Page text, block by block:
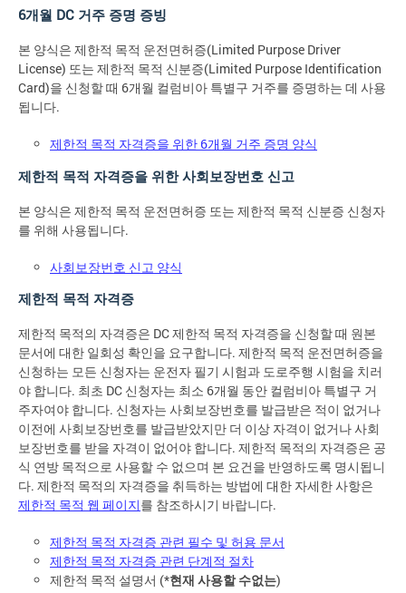
6개월 DC 거주 증명 증빙
본 양식은 제한적 목적 운전면허증(Limited Purpose Driver
License) 또는 제한적 목적 신분증(Limited Purpose Identification
Card)을 신청할 때 6개월 컬럼비아 특별구 거주를 증명하는 데 사용
됩니다.
제한적 목적 자격증을 위한 6개월 거주 증명 양식
제한적 목적 자격증을 위한 사회보장번호 신고
본 양식은 제한적 목적 운전면허증 또는 제한적 목적 신분증 신청자
를 위해 사용됩니다.
사회보장번호 신고 양식
제한적 목적 자격증
제한적 목적의 자격증은 DC 제한적 목적 자격증을 신청할 때 원본
문서에 대한 일회성 확인을 요구합니다. 제한적 목적 운전면허증을
신청하는 모든 신청자는 운전자 필기 시험과 도로주행 시험을 치러
야 합니다. 최초 DC 신청자는 최소 6개월 동안 컬럼비아 특별구 거
주자여야 합니다. 신청자는 사회보장번호를 발급받은 적이 없거나
이전에 사회보장번호를 발급받았지만 더 이상 자격이 없거나 사회
보장번호를 받을 자격이 없어야 합니다. 제한적 목적의 자격증은 공
식 연방 목적으로 사용할 수 없으며 본 요건을 반영하도록 명시됩니
다. 제한적 목적의 자격증을 취득하는 방법에 대한 자세한 사항은
제한적 목적 웹 페이지를 참조하시기 바랍니다.
제한적 목적 자격증 관련 필수 및 허용 문서
제한적 목적 자격증 관련 단계적 절차
제한적 목적 설명서 (*현재 사용할 수없는)